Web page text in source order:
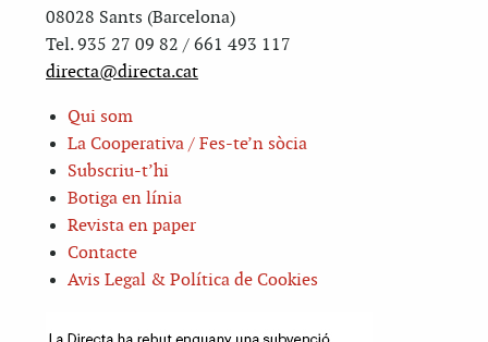
08028 Sants (Barcelona)
Tel. 935 27 09 82 / 661 493 117
directa@directa.cat
Qui som
La Cooperativa / Fes-te’n sòcia
Subscriu-t’hi
Botiga en línia
Revista en paper
Contacte
Avis Legal & Política de Cookies